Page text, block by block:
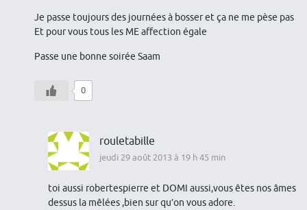
Je passe toujours des journées à bosser et ça ne me pèse pas
Et pour vous tous les ME affection égale
Passe une bonne soirée Saam
0
rouletabille
jeudi 29 août 2013 à 19 h 45 min
toi aussi robertespierre et DOMI aussi,vous êtes nos âmes
dessus la mêlées ,bien sur qu’on vous adore.